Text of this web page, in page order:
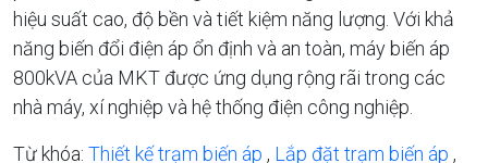
hiệu suất cao, độ bền và tiết kiệm năng lượng. Với khả
năng biến đổi điện áp ổn định và an toàn, máy biến áp
800kVA của MKT được ứng dụng rộng rãi trong các
nhà máy, xí nghiệp và hệ thống điện công nghiệp.
Từ khóa: Thiết kế trạm biến áp , Lắp đặt trạm biến áp ,